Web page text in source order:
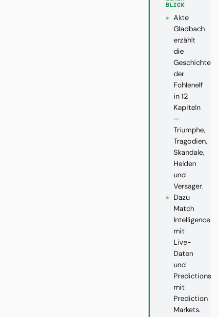
BLICK
Akte
Gladbach
erzählt
die
Geschichte
der
Fohlenelf
in 12
Kapiteln
—
Triumphe,
Tragodien,
Skandale,
Helden
und
Versager.
Dazu
Match
Intelligence
mit
Live-
Daten
und
Predictions
mit
Prediction
Markets.